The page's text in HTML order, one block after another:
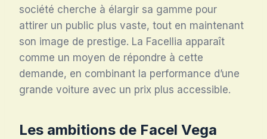
société cherche à élargir sa gamme pour
attirer un public plus vaste, tout en maintenant
son image de prestige. La Facellia apparaît
comme un moyen de répondre à cette
demande, en combinant la performance d’une
grande voiture avec un prix plus accessible.
Les ambitions de Facel Vega